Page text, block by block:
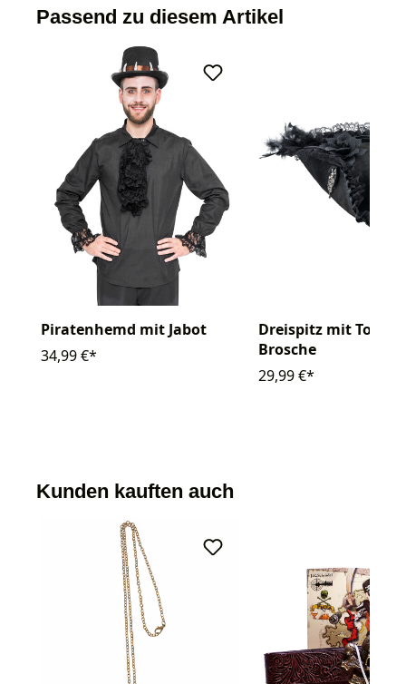
Passend zu diesem Artikel
Piratenhemd mit Jabot
34,99 €*
Dreispitz mit
Brosche
29,99 €*
Kunden kauften auch